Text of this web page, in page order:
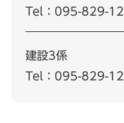
Tel：095-829-
建設3係
Tel：095-829-